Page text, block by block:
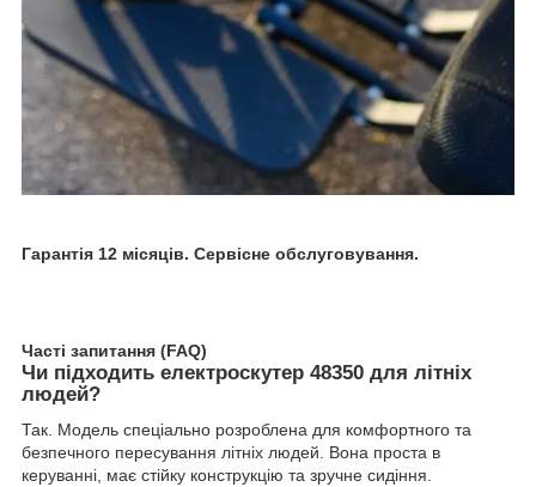
Гарантія 12 місяців. Сервісне обслуговування.
Часті запитання (FAQ)
Чи підходить електроскутер 48350 для літніх
людей?
Так. Модель спеціально розроблена для комфортного та
безпечного пересування літніх людей. Вона проста в
керуванні, має стійку конструкцію та зручне сидіння.